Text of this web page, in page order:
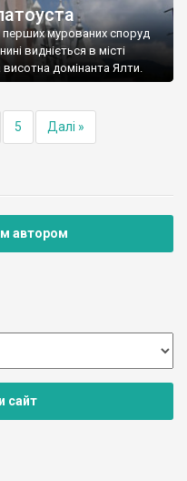
перших мурованих споруд
видніється в місті
домінанта Ялти.
5 Далі »
автором
сайт